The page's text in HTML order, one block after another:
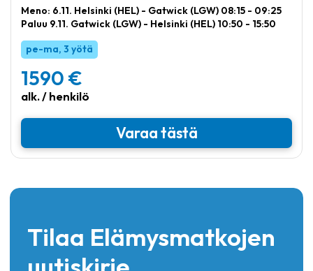
Meno: 6.11. Helsinki (HEL) - Gatwick (LGW) 08:15 - 09:25
Paluu 9.11. Gatwick (LGW) - Helsinki (HEL) 10:50 - 15:50
pe-ma, 3 yötä
1590 €
alk. / henkilö
Varaa tästä
Tilaa Elämysmatkojen